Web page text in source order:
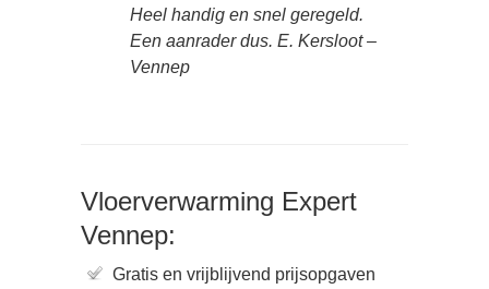
Heel handig en snel geregeld.
Een aanrader dus. E. Kersloot –
Vennep
Vloerverwarming Expert
Vennep:
Gratis en vrijblijvend prijsopgaven